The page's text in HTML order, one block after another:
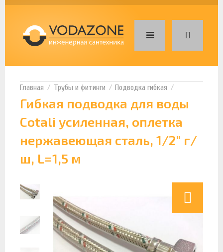
Трубы и фитинги Подводка гибкая
Гибкая подводка для воды
Cotali усиленная, оплетка
нержавеющая сталь, 1/2" г/
ш, L=1,5 м